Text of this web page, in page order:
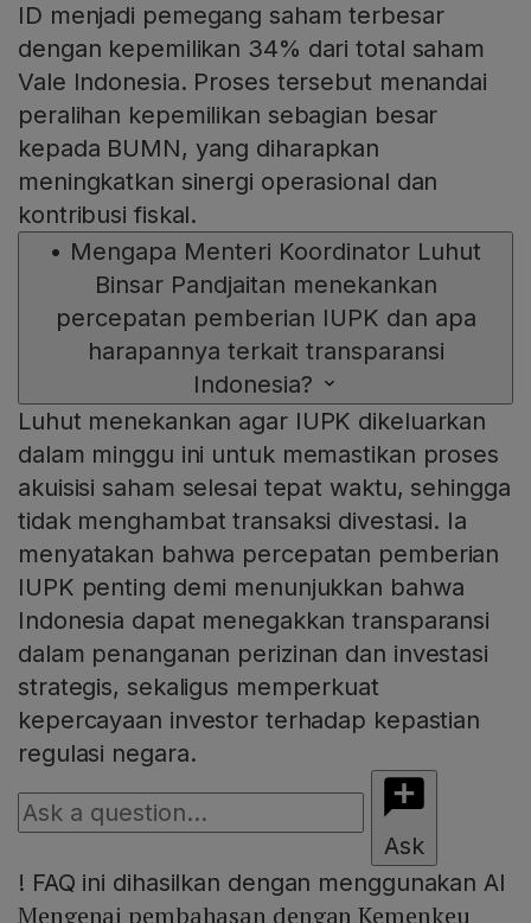
ID menjadi pemegang saham terbesar
dengan kepemilikan 34% dari total saham
Vale Indonesia. Proses tersebut menandai
peralihan kepemilikan sebagian besar
kepada BUMN, yang diharapkan
meningkatkan sinergi operasional dan
kontribusi fiskal.
• Mengapa Menteri Koordinator Luhut
Binsar Pandjaitan menekankan
percepatan pemberian IUPK dan apa
harapannya terkait transparansi
Indonesia?
Luhut menekankan agar IUPK dikeluarkan
dalam minggu ini untuk memastikan proses
akuisisi saham selesai tepat waktu, sehingga
tidak menghambat transaksi divestasi. Ia
menyatakan bahwa percepatan pemberian
IUPK penting demi menunjukkan bahwa
Indonesia dapat menegakkan transparansi
dalam penanganan perizinan dan investasi
strategis, sekaligus memperkuat
kepercayaan investor terhadap kepastian
regulasi negara.
Ask
! FAQ ini dihasilkan dengan menggunakan AI
Mengenai pembahasan dengan Kemenkeu